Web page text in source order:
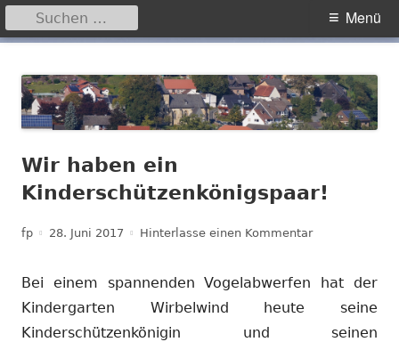
zum
Inhalt
Primäres
Menü
Suchen
nach:
Wir haben ein
Kinderschützenkönigspaar!
Autor
fp Veröffentlicht
28. Juni 2017 Hinterlasse einen Kommentarzu Wir haben
Bei einem spannenden Vogelabwerfen hat der
Kindergarten Wirbelwind heute seine
Kinderschützenkönigin und seinen